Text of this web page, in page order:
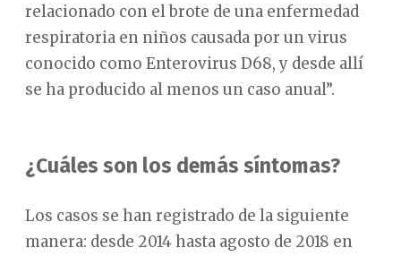
relacionado con el brote de una enfermedad
respiratoria en niños causada por un virus
conocido como Enterovirus D68, y desde allí
se ha producido al menos un caso anual”.
¿Cuáles son los demás síntomas?
Los casos se han registrado de la siguiente
manera: desde 2014 hasta agosto de 2018 en